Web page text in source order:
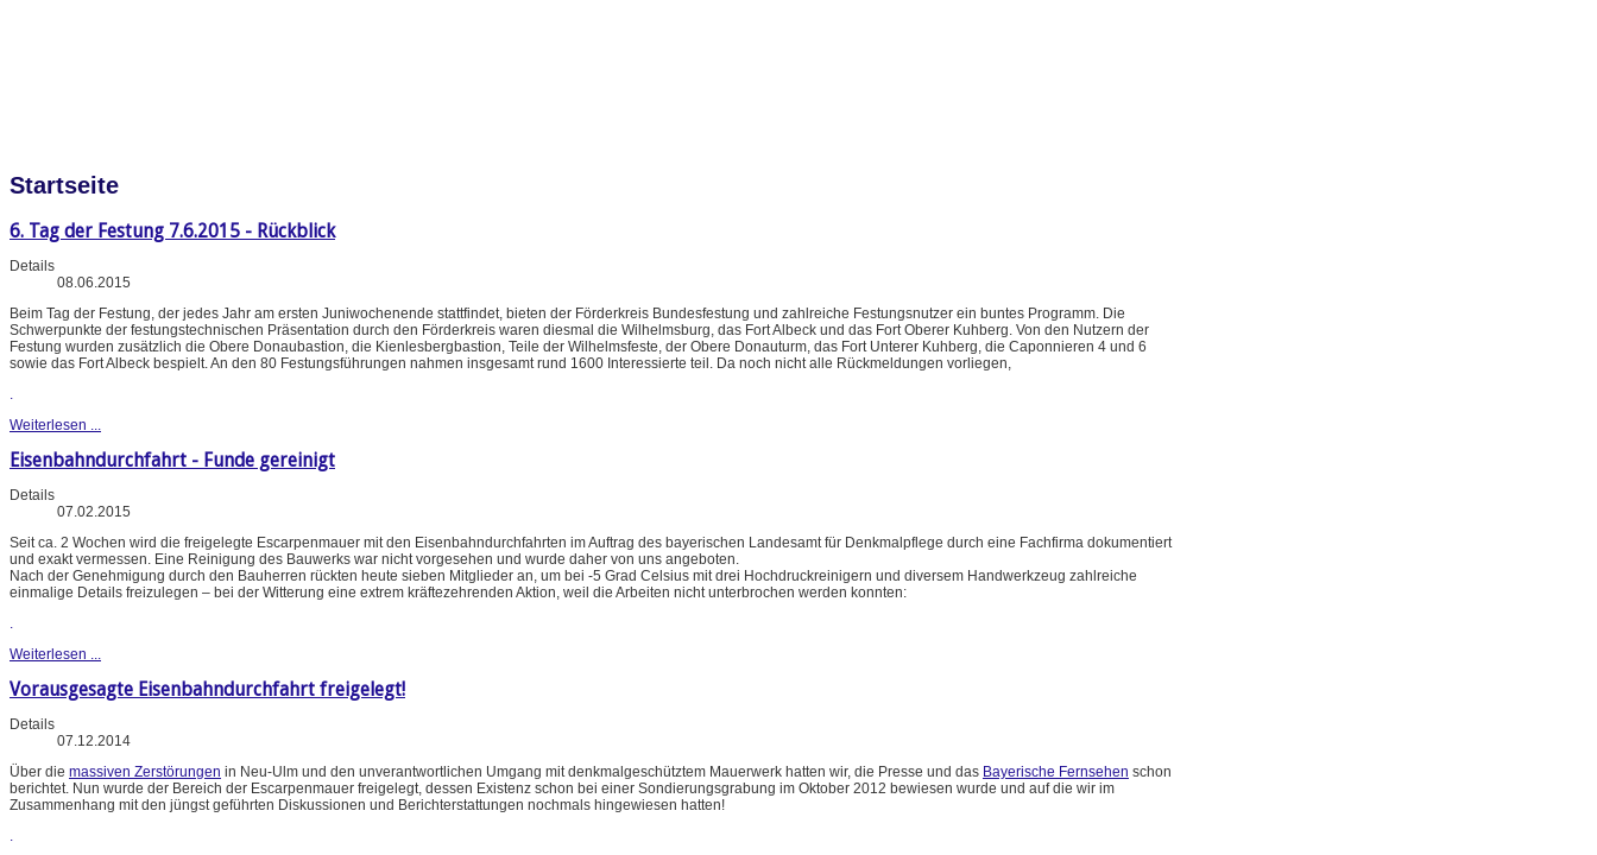
Startseite
6. Tag der Festung 7.6.2015 - Rückblick
Details
08.06.2015
Beim Tag der Festung, der jedes Jahr am ersten Juniwochenende stattfindet, bieten der Förderkreis Bundesfestung und zahlreiche Festungsnutzer ein buntes Programm. Die
Schwerpunkte der festungstechnischen Präsentation durch den Förderkreis waren diesmal die Wilhelmsburg, das Fort Albeck und das Fort Oberer Kuhberg. Von den Nutzern der
Festung wurden zusätzlich die Obere Donaubastion, die Kienlesbergbastion, Teile der Wilhelmsfeste, der Obere Donauturm, das Fort Unterer Kuhberg, die Caponnieren 4 und 6
sowie das Fort Albeck bespielt. An den 80 Festungsführungen nahmen insgesamt rund 1600 Interessierte teil. Da noch nicht alle Rückmeldungen vorliegen,
.
Weiterlesen ...
Eisenbahndurchfahrt - Funde gereinigt
Details
07.02.2015
Seit ca. 2 Wochen wird die freigelegte Escarpenmauer mit den Eisenbahndurchfahrten im Auftrag des bayerischen Landesamt für Denkmalpflege durch eine Fachfirma dokumentiert
und exakt vermessen. Eine Reinigung des Bauwerks war nicht vorgesehen und wurde daher von uns angeboten.
Nach der Genehmigung durch den Bauherren rückten heute sieben Mitglieder an, um bei -5 Grad Celsius mit drei Hochdruckreinigern und diversem Handwerkzeug zahlreiche
einmalige Details freizulegen – bei der Witterung eine extrem kräftezehrenden Aktion, weil die Arbeiten nicht unterbrochen werden konnten:
Weiterlesen ...
Vorausgesagte Eisenbahndurchfahrt freigelegt!
Details
07.12.2014
Über die massiven Zerstörungen in Neu-Ulm und den unverantwortlichen Umgang mit denkmalgeschütztem Mauerwerk hatten wir, die Presse und das Bayerische Fernsehen schon
berichtet. Nun wurde der Bereich der Escarpenmauer freigelegt, dessen Existenz schon bei einer Sondierungsgrabung im Oktober 2012 bewiesen wurde und auf die wir im
Zusammenhang mit den jüngst geführten Diskussionen und Berichterstattungen nochmals hingewiesen hatten!